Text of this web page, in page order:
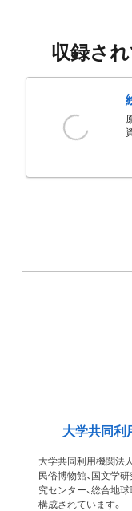
収録さ
大学共同利
大学共同利用機関法
民俗博物館、国文学
究センター、総合地
構成されています。